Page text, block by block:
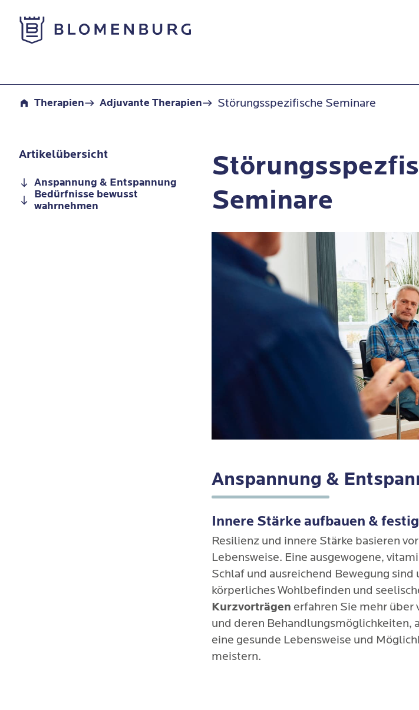
Therapien Adjuvante Therapien Störungsspezifische Seminare
Seminare
Artikelübersicht
Anspannung & Entspannung
Bedürfnisse bewusst
wahrnehmen
Anspannung &
Innere Stärke aufbauen &
Resilienz und innere Stärke basieren
Lebensweise. Eine ausgewogene,
Schlaf und ausreichend Bewegung
körperliches Wohlbefinden und
Kurzvorträgen erfahren Sie mehr
und deren Behandlungsmöglichkeiten,
eine gesunde Lebensweise und
meistern.